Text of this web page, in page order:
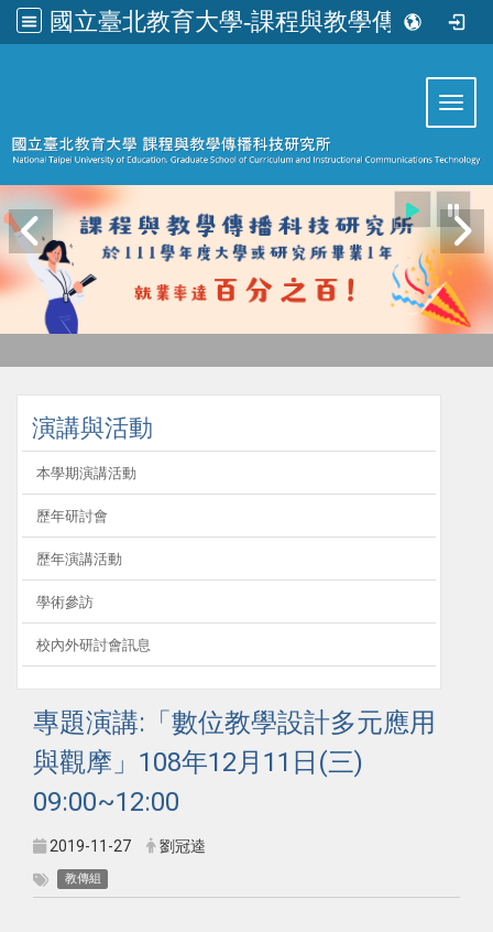
國立臺北教育大學-課程與教學傳播科技研究所
演講與活動
本學期演講活動
歷年研討會
歷年演講活動
學術參訪
校內外研討會訊息
專題演講:「數位教學設計多元應用
與觀摩」108年12月11日(三)
09:00~12:00
2019-11-27 劉冠逵
教傳組